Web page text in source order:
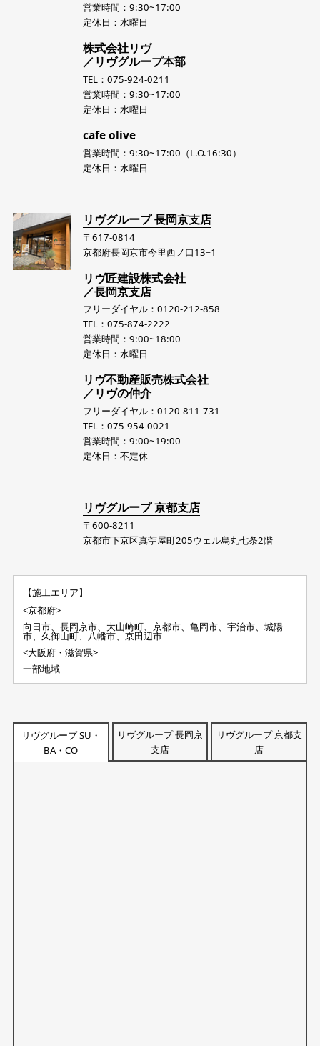
営業時間：9:30~17:00
定休日：水曜日
株式会社リヴ
／リヴグループ本部
TEL：075-924-0211
営業時間：9:30~17:00
定休日：水曜日
cafe olive
営業時間：9:30~17:00（L.O.16:30）
定休日：水曜日
リヴグループ 長岡京支店
〒617-0814
京都府長岡京市今里西ノ口13−1
リヴ匠建設株式会社
／長岡京支店
フリーダイヤル：0120-212-858
TEL：075-874-2222
営業時間：9:00~18:00
定休日：水曜日
リヴ不動産販売株式会社
／リヴの仲介
フリーダイヤル：0120-811-731
TEL：075-954-0021
営業時間：9:00~19:00
定休日：不定休
リヴグループ 京都支店
〒600-8211
京都市下京区真苧屋町205ウェル烏丸七条2階
【施工エリア】
<京都府>
向日市、長岡京市、大山崎町、京都市、亀岡市、宇治市、城陽
市、久御山町、八幡市、京田辺市
<大阪府・滋賀県>
一部地域
リヴグループ SU・
BA・CO
リヴグループ 長岡京
支店
リヴグループ 京都支
店